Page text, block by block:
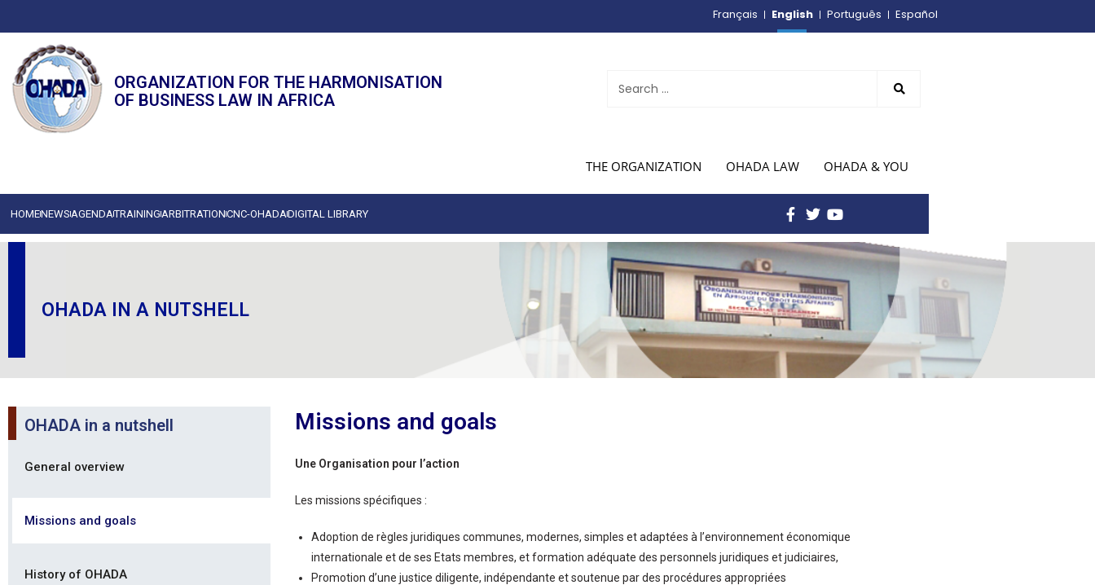
Français English Português Español
ORGANIZATION FOR THE HARMONISATION
OF BUSINESS LAW IN AFRICA
THE ORGANIZATION OHADA LAW OHADA & YOU
HOMENEWSAGENDATRAININGARBITRATIONCNC-OHADADIGITAL LIBRARY
OHADA IN A NUTSHELL
OHADA in a nutshell
General overview
Missions and goals
History of OHADA
Missions and goals
Une Organisation pour l’action
Les missions spécifiques :
Adoption de règles juridiques communes, modernes, simples et adaptées à l’environnement économique
internationale et de ses Etats membres, et formation adéquate des personnels juridiques et judiciaires,
Promotion d’une justice diligente, indépendante et soutenue par des procédures appropriées